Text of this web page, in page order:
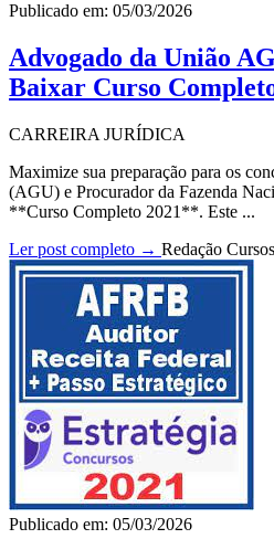
Publicado em: 05/03/2026
Advogado da União
Baixar Curso
CARREIRA JURÍDICA
Maximize sua preparação para os
(AGU) e Procurador da Fazenda
**Curso Completo 2021**. Este ...
Ler post completo → Redação
Publicado em: 05/03/2026